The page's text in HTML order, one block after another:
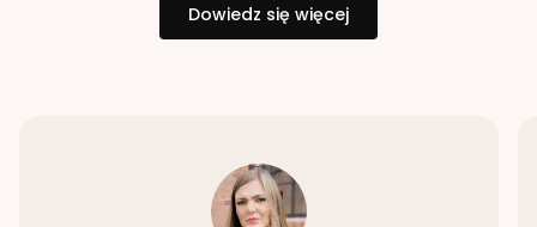
Dowiedz się więcej